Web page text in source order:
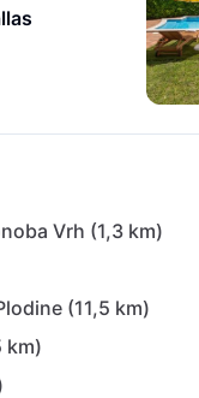
Vrh (1,3 km)
(11,5 km)
km)